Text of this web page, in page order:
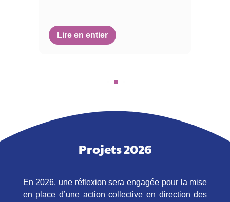
Lire en entier
Projets 2026
En 2026, une réflexion sera engagée pour la mise
en place d’une action collective en direction des